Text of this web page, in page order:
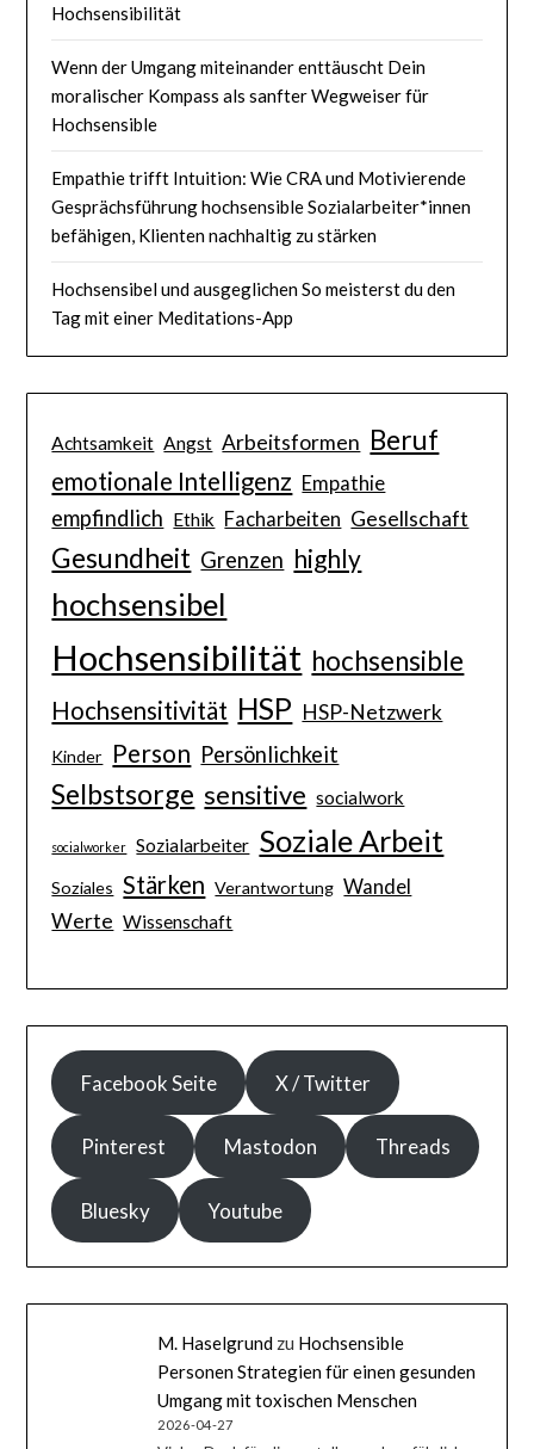
Hochsensibilität
Wenn der Umgang miteinander enttäuscht Dein
moralischer Kompass als sanfter Wegweiser für
Hochsensible
Empathie trifft Intuition: Wie CRA und Motivierende
Gesprächsführung hochsensible Sozialarbeiter*innen
befähigen, Klienten nachhaltig zu stärken
Hochsensibel und ausgeglichen So meisterst du den
Tag mit einer Meditations-App
Achtsamkeit Angst Arbeitsformen Beruf
emotionale Intelligenz Empathie
empfindlich Ethik Facharbeiten Gesellschaft
Gesundheit Grenzen highly
hochsensibel
Hochsensibilität hochsensible
Hochsensitivität HSP HSP-Netzwerk
Kinder Person Persönlichkeit
Selbstsorge sensitive socialwork
socialworker Sozialarbeiter Soziale Arbeit
Soziales Stärken Verantwortung Wandel
Werte Wissenschaft
Facebook Seite X / Twitter
Pinterest Mastodon Threads
Bluesky Youtube
M. Haselgrund zu Hochsensible
Personen Strategien für einen gesunden
Umgang mit toxischen Menschen
2026-04-27